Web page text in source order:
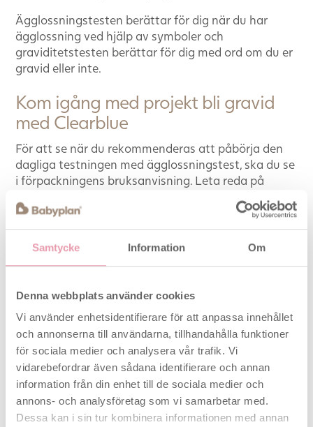
Samtycke Information Om
Denna webbplats använder cookies
Vi använder enhetsidentifierare för att anpassa innehållet
och annonserna till användarna, tillhandahålla funktioner
för sociala medier och analysera vår trafik. Vi
vidarebefordrar även sådana identifierare och annan
information från din enhet till de sociala medier och
annons- och analysföretag som vi samarbetar med.
Dessa kan i sin tur kombinera informationen med annan
Ägglossningstesten berättar för dig när du har
ägglossning ved hjälp av symboler och
graviditetstesten berättar för dig med ord om du er
gravid eller inte.
Kom igång med projekt bli gravid
med Clearblue
För att se när du rekommenderas att påbörja den
dagliga testningen med ägglossningstest, ska du se
i förpackningens bruksanvisning. Leta reda på
som du noterat under det senaste halvåret). Under
denna siffra står en annan siffra; detta är den dag i
cykeln som du rekommenderas att starta.
menstruation, fram till dagen innan nästa
menstruation började. Detta betyder, att om du vill
se hur långa dina två senaste cykler var, så måste
du veta datumen för när dina tre senaste
menstruationer började. Menstruationen anses ha
börjat (dag 1) när du blöder fullt med rött blod (dvs.
att du inte ska räkna dagar med t.ex. brunaktiga
flytningar).